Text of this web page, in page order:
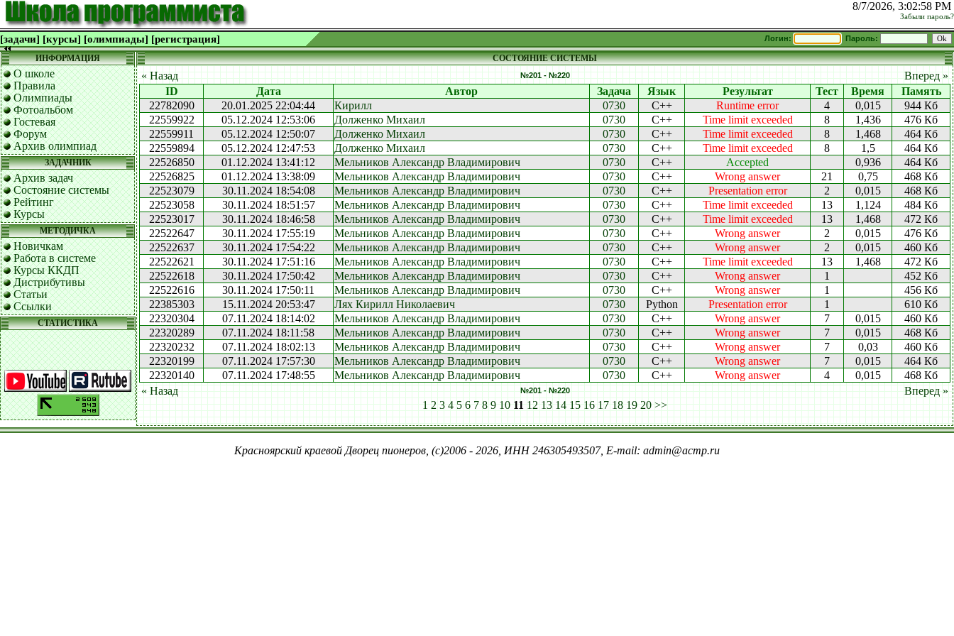
8/7/2026, 3:02:58 PM
Забыли пароль?
[задачи] [курсы] [олимпиады] [регистрация] Логин: Пароль:
ИНФОРМАЦИЯ
О школе
Правила
Олимпиады
Фотоальбом
Гостевая
Форум
Архив олимпиад
ЗАДАЧНИК
Архив задач
Состояние системы
Рейтинг
Курсы
МЕТОДИЧКА
Новичкам
Работа в системе
Курсы ККДП
Дистрибутивы
Статьи
Ссылки
СТАТИСТИКА
СОСТОЯНИЕ СИСТЕМЫ
« Назад №201 - №220
Вперед »
ID
Дата Автор Задача Язык Результат Тест Время
Память
22782090
20.01.2025 22:04:44 Кирилл 0730 C++ Runtime error 4 0,015
944 Кб
22559922
05.12.2024 12:53:06 Долженко Михаил 0730 C++ Time limit exceeded 8 1,436
476 Кб
22559911
05.12.2024 12:50:07 Долженко Михаил 0730 C++ Time limit exceeded 8 1,468
464 Кб
22559894
05.12.2024 12:47:53 Долженко Михаил 0730 C++ Time limit exceeded 8 1,5
464 Кб
22526850
01.12.2024 13:41:12 Мельников Александр Владимирович 0730 C++ Accepted 0,936
464 Кб
22526825
01.12.2024 13:38:09 Мельников Александр Владимирович 0730 C++ Wrong answer 21 0,75
468 Кб
22523079
30.11.2024 18:54:08 Мельников Александр Владимирович 0730 C++ Presentation error 2 0,015
468 Кб
22523058
30.11.2024 18:51:57 Мельников Александр Владимирович 0730 C++ Time limit exceeded 13 1,124
484 Кб
22523017
30.11.2024 18:46:58 Мельников Александр Владимирович 0730 C++ Time limit exceeded 13 1,468
472 Кб
22522647
30.11.2024 17:55:19 Мельников Александр Владимирович 0730 C++ Wrong answer 2 0,015
476 Кб
22522637
30.11.2024 17:54:22 Мельников Александр Владимирович 0730 C++ Wrong answer 2 0,015
460 Кб
22522621
30.11.2024 17:51:16 Мельников Александр Владимирович 0730 C++ Time limit exceeded 13 1,468
472 Кб
22522618
30.11.2024 17:50:42 Мельников Александр Владимирович 0730 C++ Wrong answer 1
452 Кб
22522616
30.11.2024 17:50:11 Мельников Александр Владимирович 0730 C++ Wrong answer 1
456 Кб
22385303
15.11.2024 20:53:47 Лях Кирилл Николаевич 0730 Python Presentation error 1
610 Кб
22320304
07.11.2024 18:14:02 Мельников Александр Владимирович 0730 C++ Wrong answer 7 0,015
460 Кб
22320289
07.11.2024 18:11:58 Мельников Александр Владимирович 0730 C++ Wrong answer 7 0,015
468 Кб
22320232
07.11.2024 18:02:13 Мельников Александр Владимирович 0730 C++ Wrong answer 7 0,03
460 Кб
22320199
07.11.2024 17:57:30 Мельников Александр Владимирович 0730 C++ Wrong answer 7 0,015
464 Кб
22320140
07.11.2024 17:48:55 Мельников Александр Владимирович 0730 C++ Wrong answer 4 0,015
468 Кб
« Назад
№201 - №220
Вперед »
1 2 3 4 5 6 7 8 9 10 11 12 13 14 15 16 17 18 19 20 >>
Красноярский краевой Дворец пионеров, (c)2006 - 2026, ИНН 246305493507, E-mail: admin@acmp.ru